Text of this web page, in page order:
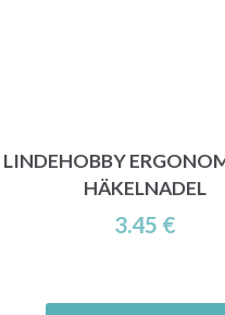
LINDEHOBBY
HÄKELNADEL
3.45 €